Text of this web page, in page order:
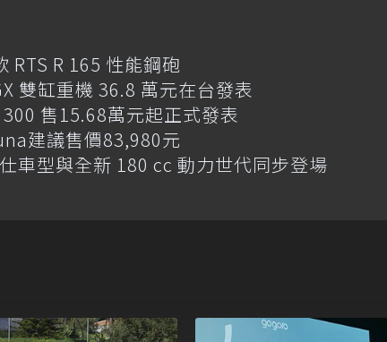
RTS R 165 性能鋼砲
雙缸重機 36.8 萬元在台發表
售15.68萬元起正式發表
建議售價83,980元
車型與全新 180 cc 動力世代同步登場